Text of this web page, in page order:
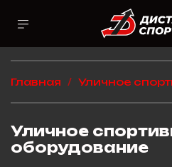
Главная Уличное
Уличное
оборудование